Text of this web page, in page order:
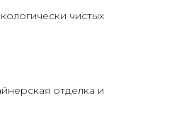
чистых
отделка и